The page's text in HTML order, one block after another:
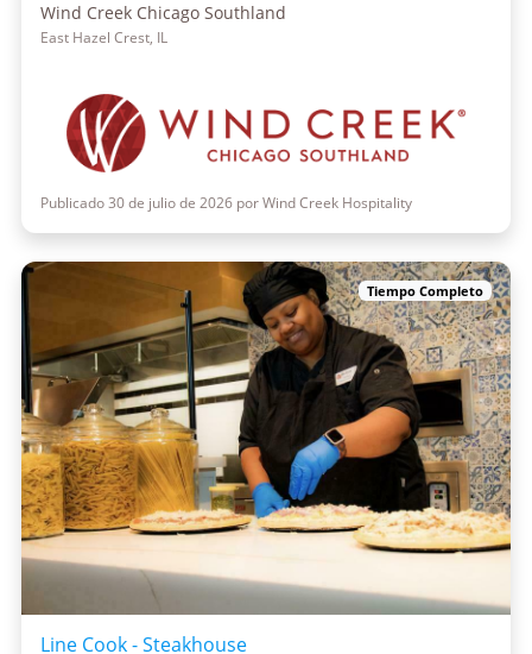
Wind Creek Chicago Southland
East Hazel Crest, IL
Publicado 30 de julio de 2026 por Wind Creek Hospitality
Tiempo Completo
Line Cook - Steakhouse